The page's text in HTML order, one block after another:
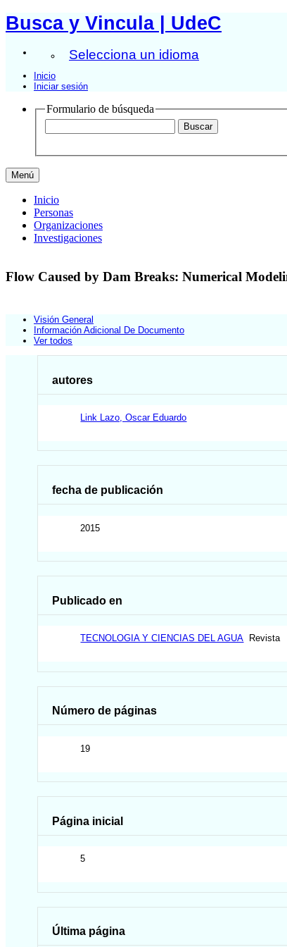
Busca y Vincula | UdeC
Selecciona un idioma
Inicio
Iniciar sesión
Formulario de búsqueda
Menú
Inicio
Personas
Organizaciones
Investigaciones
Flow Caused by Dam Breaks: Numerical
Visión General
Información Adicional De Documento
Ver todos
autores
Link Lazo, Oscar Eduardo
fecha de publicación
2015
Publicado en
TECNOLOGIA Y CIENCIAS DEL AGUA Revista
Número de páginas
19
Página inicial
5
Última página